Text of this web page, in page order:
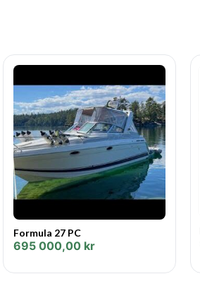
Formula 27 PC
695 000,00 kr